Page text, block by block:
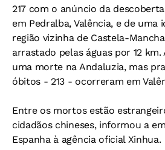
217 com o anúncio da
em Pedralba, Valência, e de uma
região vizinha de Castela-
arrastado pelas águas por 12 km.
uma morte na Andaluzia, mas
óbitos - 213 - ocorreram em
Entre os mortos estão
cidadãos chineses, informou a
Espanha à agência oficial Xinhua.